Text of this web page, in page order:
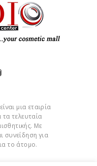
μια εταιρία
τελευταία
Με
συνείδηση για
το άτομο.